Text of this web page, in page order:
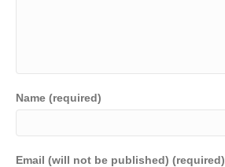
Name (required)
Email (will not be published) (required)